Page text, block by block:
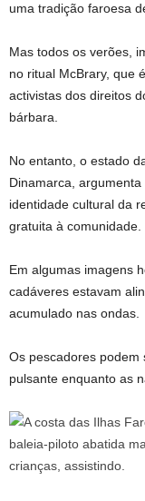
uma tradição faroesa
Mas todos os verões,
no ritual McBrary, que
activistas dos direitos
bárbara.
No entanto, o estado
Dinamarca,
identidade cultural da
gratuita à comunidade.
Em algumas imagens
cadáveres estavam
acumulado nas ondas.
Os pescadores podem
pulsante enquanto as